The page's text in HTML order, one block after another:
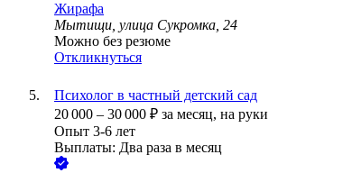
Жирафа
Мытищи, улица Сукромка, 24
Можно без резюме
Откликнуться
Психолог в частный детский сад
20 000 – 30 000 ₽ за месяц, на руки
Опыт 3-6 лет
Выплаты: Два раза в месяц